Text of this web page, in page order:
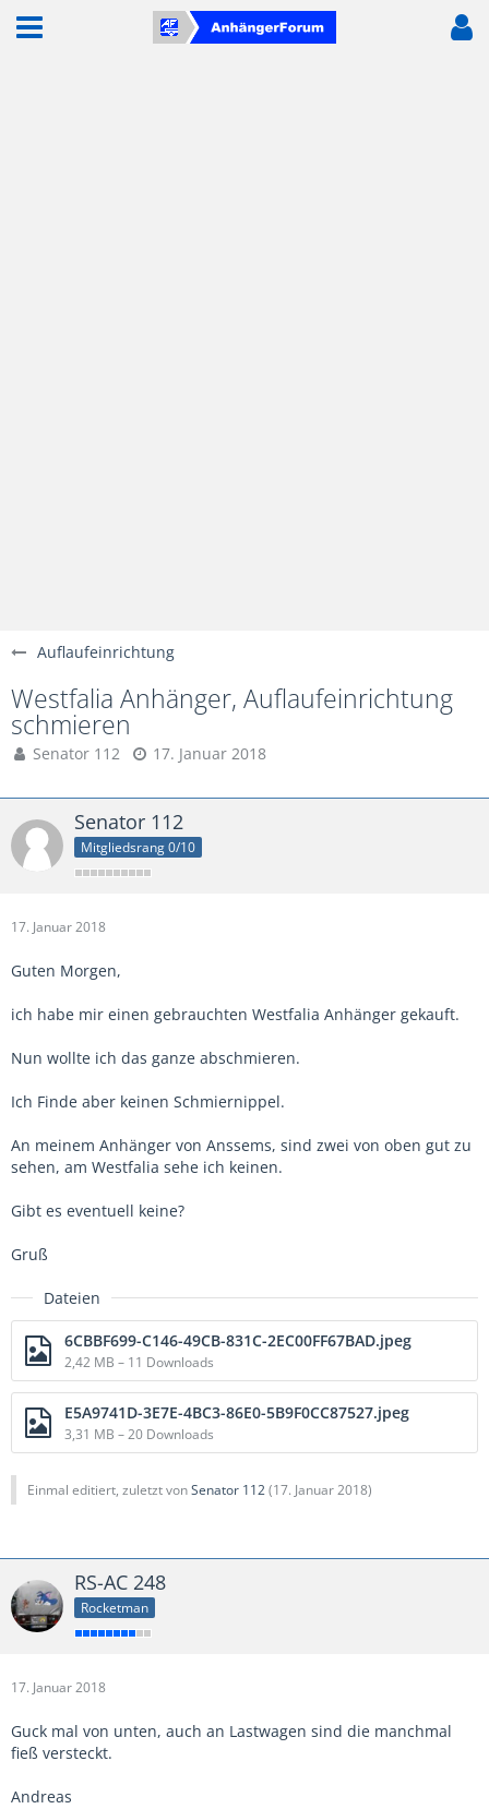
Auflaufeinrichtung
Westfalia Anhänger, Auflaufeinrichtung
schmieren
Senator 112 17. Januar 2018
Senator 112
Mitgliedsrang 0/10
17. Januar 2018
Guten Morgen,
ich habe mir einen gebrauchten Westfalia Anhänger gekauft.
Nun wollte ich das ganze abschmieren.
Ich Finde aber keinen Schmiernippel.
An meinem Anhänger von Anssems, sind zwei von oben gut zu
sehen, am Westfalia sehe ich keinen.
Gibt es eventuell keine?
Gruß
Dateien
6CBBF699-C146-49CB-831C-2EC00FF67BAD.jpeg
2,42 MB – 11 Downloads
E5A9741D-3E7E-4BC3-86E0-5B9F0CC87527.jpeg
3,31 MB – 20 Downloads
Einmal editiert, zuletzt vonSenator 112(17. Januar 2018)
RS-AC 248
Rocketman
17. Januar 2018
Guck mal von unten, auch an Lastwagen sind die manchmal
fieß versteckt.
Andreas